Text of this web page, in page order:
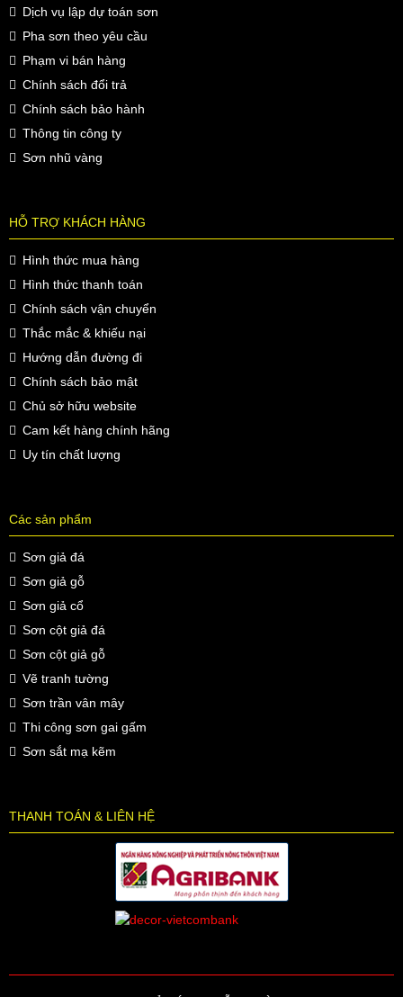
Dịch vụ lập dự toán sơn
Pha sơn theo yêu cầu
Phạm vi bán hàng
Chính sách đổi trả
Chính sách bảo hành
Thông tin công ty
Sơn nhũ vàng
HỖ TRỢ KHÁCH HÀNG
Hình thức mua hàng
Hình thức thanh toán
Chính sách vận chuyển
Thắc mắc & khiếu nại
Hướng dẫn đường đi
Chính sách bảo mật
Chủ sở hữu website
Cam kết hàng chính hãng
Uy tín chất lượng
Các sản phẩm
Sơn giả đá
Sơn giả gỗ
Sơn giả cổ
Sơn cột giả đá
Sơn cột giả gỗ
Vẽ tranh tường
Sơn trần vân mây
Thi công sơn gai gấm
Sơn sắt mạ kẽm
THANH TOÁN & LIÊN HỆ